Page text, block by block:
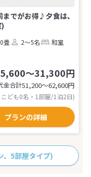
でがお得♪夕食は、
畳 2～5名
和室
～31,300円
金合計51,200〜62,600円
ども0名・1部屋/1泊2日)
プランの詳細
、5部屋タイプ)